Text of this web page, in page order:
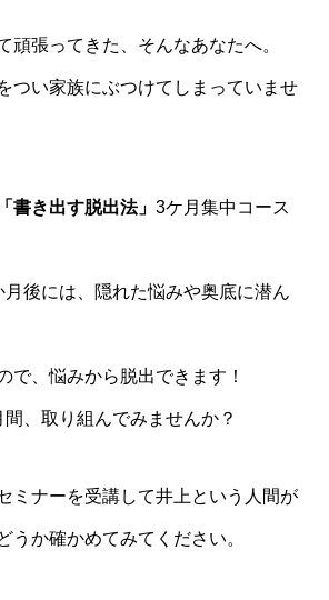
頑張ってきた、そんなあなたへ。
つい家族にぶつけてしまっていませ
「書き出す脱出法」 3ケ月集中コース
後には、隠れた悩みや奥底に潜ん
で、悩みから脱出できます！
、取り組んでみませんか？
ミナーを受講して井上という人間が
うか確かめてみてください。